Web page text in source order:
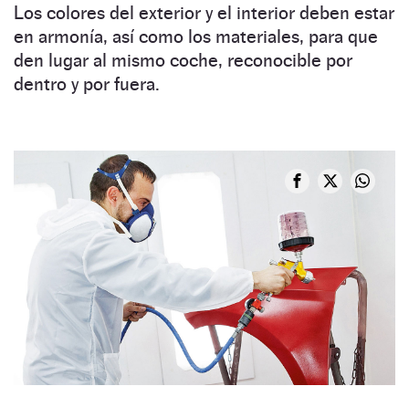
Los colores del exterior y el interior deben estar
en armonía, así como los materiales, para que
den lugar al mismo coche, reconocible por
dentro y por fuera.